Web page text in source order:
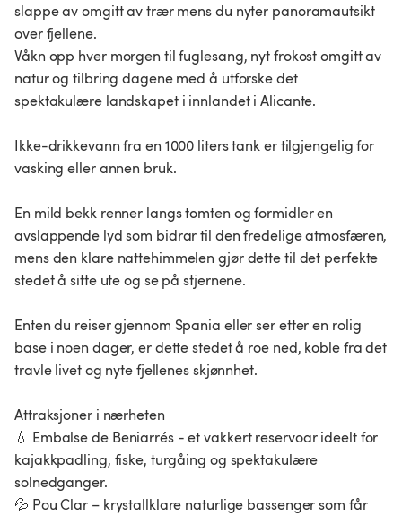
slappe av omgitt av trær mens du nyter panoramautsikt
over fjellene.
Våkn opp hver morgen til fuglesang, nyt frokost omgitt av
natur og tilbring dagene med å utforske det
spektakulære landskapet i innlandet i Alicante.
Ikke-drikkevann fra en 1000 liters tank er tilgjengelig for
vasking eller annen bruk.
En mild bekk renner langs tomten og formidler en
avslappende lyd som bidrar til den fredelige atmosfæren,
mens den klare nattehimmelen gjør dette til det perfekte
stedet å sitte ute og se på stjernene.
Enten du reiser gjennom Spania eller ser etter en rolig
base i noen dager, er dette stedet å roe ned, koble fra det
travle livet og nyte fjellenes skjønnhet.
Attraksjoner i nærheten
💧 Embalse de Beniarrés - et vakkert reservoar ideelt for
kajakkpadling, fiske, turgåing og spektakulære
solnedganger.
💦 Pou Clar – krystallklare naturlige bassenger som får